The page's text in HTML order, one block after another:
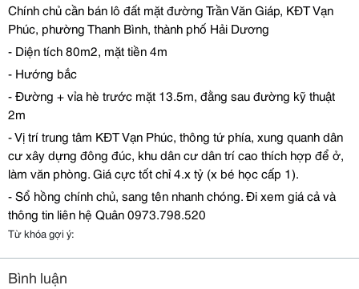
Chính chủcần bán lô đất mặtđường Trần Văn Giáp, KĐT Vạn
Phúc, phường Thanh Bình, thành phố Hải Dương
- Diện tích 80m2, mặt tiền 4m
- Hướng bắc
-Đường + vỉa hè trước mặt 13.5m, đằng sauđường kỹthuật
2m
- Vịtrí trung tâm KĐT Vạn Phúc, thông tứ phía, xung quanh dân
cư xây dựng đông đúc, khu dân cư dân trí cao thích hợp để ở,
làm văn phòng. Giá cực tốt chỉ4.x tỷ (x bé học cấp 1).
- Sổ hồng chính chủ, sang tên nhanh chóng.Đi xem giá cảvà
thông tin liên hệ Quân 0973.798.520
Từ khóa gợi ý:
Bình luận